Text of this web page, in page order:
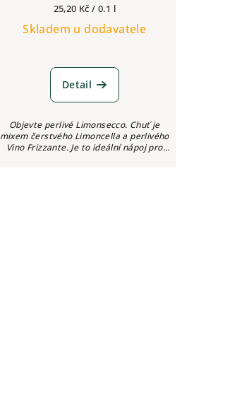
Měrná
cena:
25,20 Kč / 0.1 l
Skladem u dodavatele
Detail
Objevte perlivé Limonsecco. Chuť je
mixem čerstvého Limoncella a perlivého
Vino Frizzante. Je to ideální nápoj pro